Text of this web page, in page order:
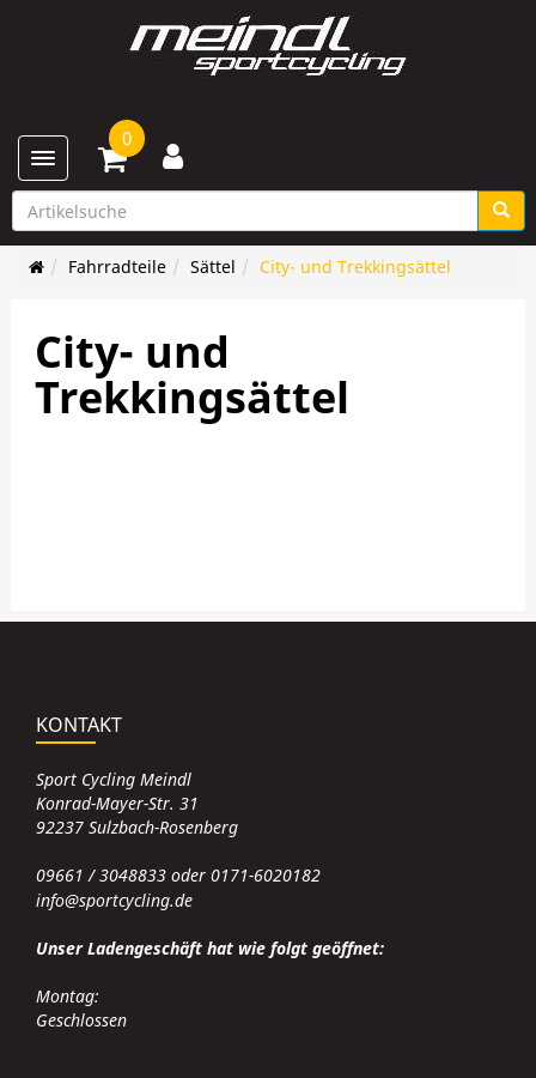
Toggle navigation
0
Fahrradteile Sättel City- und Trekkingsättel
City- und
Trekkingsättel
KONTAKT
Sport Cycling Meindl
Konrad-Mayer-Str. 31
92237 Sulzbach-Rosenberg
09661 / 3048833 oder 0171-6020182
info@sportcycling.de
Unser Ladengeschäft hat wie folgt geöffnet:
Montag:
Geschlossen